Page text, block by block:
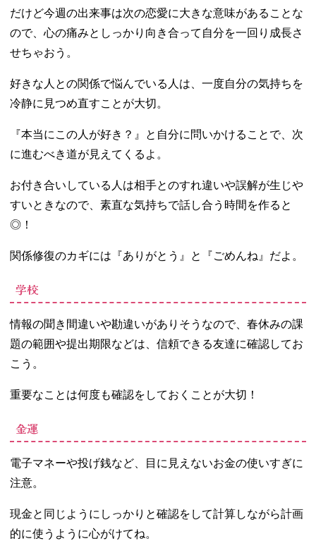
だけど今週の出来事は次の恋愛に大きな意味があることな
ので、心の痛みとしっかり向き合って自分を一回り成長さ
せちゃおう。
好きな人との関係で悩んでいる人は、一度自分の気持ちを
冷静に見つめ直すことが大切。
『本当にこの人が好き？』と自分に問いかけることで、次
に進むべき道が見えてくるよ。
お付き合いしている人は相手とのすれ違いや誤解が生じや
すいときなので、素直な気持ちで話し合う時間を作ると
◎！
関係修復のカギには『ありがとう』と『ごめんね』だよ。
学校
情報の聞き間違いや勘違いがありそうなので、春休みの課
題の範囲や提出期限などは、信頼できる友達に確認してお
こう。
重要なことは何度も確認をしておくことが大切！
金運
電子マネーや投げ銭など、目に見えないお金の使いすぎに
注意。
現金と同じようにしっかりと確認をして計算しながら計画
的に使うように心がけてね。